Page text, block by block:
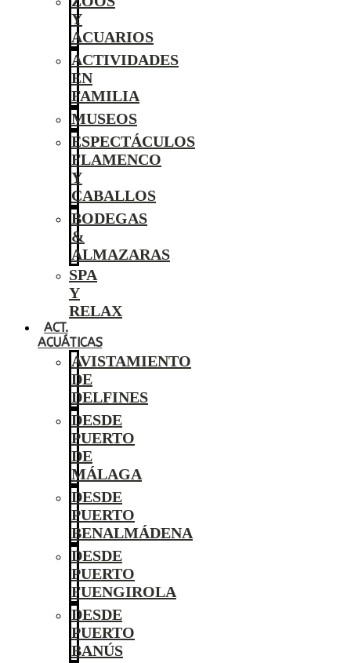
Y
ACUARIOS
ACTIVIDADES
EN
FAMILIA
MUSEOS
ESPECTÁCULOS
FLAMENCO
Y
CABALLOS
BODEGAS
&
ALMAZARAS
SPA
Y
RELAX
ACT.
ACUÁTICAS
AVISTAMIENTO
DE
DELFINES
DESDE
PUERTO
DE
MÁLAGA
DESDE
PUERTO
BENALMÁDENA
DESDE
PUERTO
FUENGIROLA
DESDE
PUERTO
BANÚS